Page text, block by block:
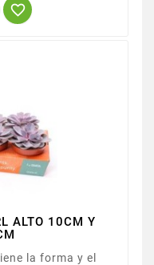

ALTO 10CM Y
la forma y el